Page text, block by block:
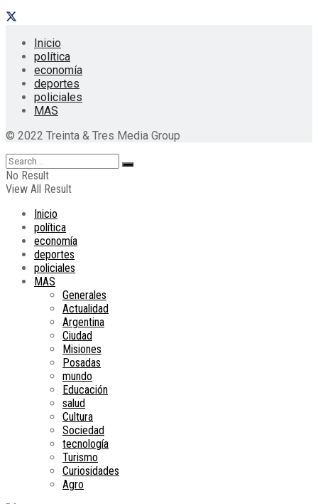
Inicio
política
economía
deportes
policiales
MAS
© 2022 Treinta & Tres Media Group
No Result
View All Result
Inicio
política
economía
deportes
policiales
MAS
Generales
Actualidad
Argentina
Ciudad
Misiones
Posadas
mundo
Educación
salud
Cultura
Sociedad
tecnología
Turismo
Curiosidades
Agro